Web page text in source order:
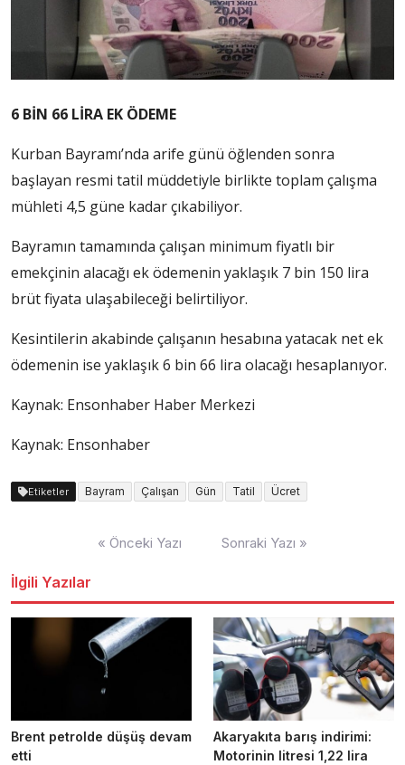
6 BİN 66 LİRA EK ÖDEME
Kurban Bayramı’nda arife günü öğlenden sonra
başlayan resmi tatil müddetiyle birlikte toplam çalışma
mühleti 4,5 güne kadar çıkabiliyor.
Bayramın tamamında çalışan minimum fiyatlı bir
emekçinin alacağı ek ödemenin yaklaşık 7 bin 150 lira
brüt fiyata ulaşabileceği belirtiliyor.
Kesintilerin akabinde çalışanın hesabına yatacak net ek
ödemenin ise yaklaşık 6 bin 66 lira olacağı hesaplanıyor.
Kaynak: Ensonhaber Haber Merkezi
Kaynak: Ensonhaber
Etiketler Bayram Çalışan Gün Tatil Ücret
« Önceki Yazı Sonraki Yazı »
İlgili Yazılar
Brent petrolde düşüş devam
etti
Akaryakıta barış indirimi:
Motorinin litresi 1,22 lira